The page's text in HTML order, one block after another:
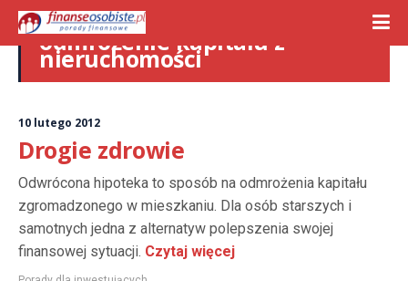
odmrożenie kapitału z
nieruchomości
10 lutego 2012
Drogie zdrowie
Odwrócona hipoteka to sposób na odmrożenia kapitału
zgromadzonego w mieszkaniu. Dla osób starszych i
samotnych jedna z alternatyw polepszenia swojej
finansowej sytuacji. Czytaj więcej